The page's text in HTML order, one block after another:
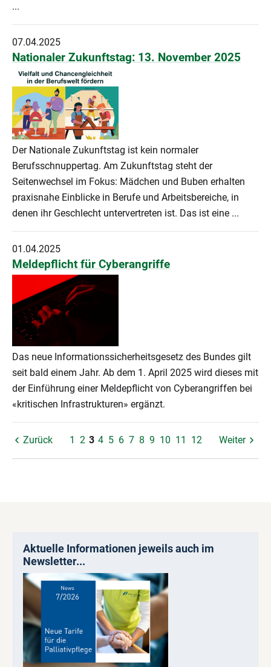
...
07.04.2025
Nationaler Zukunftstag: 13. November 2025
Der Nationale Zukunftstag ist kein normaler
Berufsschnuppertag. Am Zukunftstag steht der
Seitenwechsel im Fokus: Mädchen und Buben erhalten
praxisnahe Einblicke in Berufe und Arbeitsbereiche, in
denen ihr Geschlecht untervertreten ist. Das ist eine ...
01.04.2025
Meldepflicht für Cyberangriffe
Das neue Informationssicherheitsgesetz des Bundes gilt
seit bald einem Jahr. Ab dem 1. April 2025 wird dieses mit
der Einführung einer Meldepflicht von Cyberangriffen bei
«kritischen Infrastrukturen» ergänzt.
Zurück 1 2 3 4 5 6 7 8 9 10 11 12 Weiter
Aktuelle Informationen jeweils auch im
Newsletter...